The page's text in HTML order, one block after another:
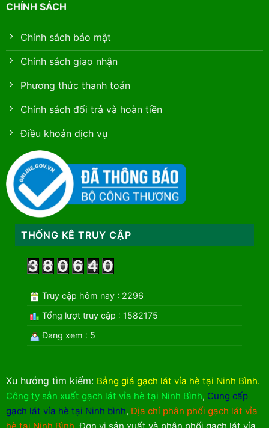
CHÍNH SÁCH
Chính sách bảo mật
Chính sách giao nhận
Phương thức thanh toán
Chính sách đổi trả và hoàn tiền
Điều khoản dịch vụ
THỐNG KÊ TRUY CẬP
Truy cập hôm nay : 2296
Tổng lượt truy cập : 1582175
Đang xem : 5
Xu hướng tìm kiếm: Bảng giá gạch lát vỉa hè tại Ninh Bình.
Công ty sản xuất gạch lát vỉa hè tại Ninh Bình, Cung cấp
gạch lát vỉa hè tại Ninh bình,Địa chỉ phân phối gạch lát vỉa